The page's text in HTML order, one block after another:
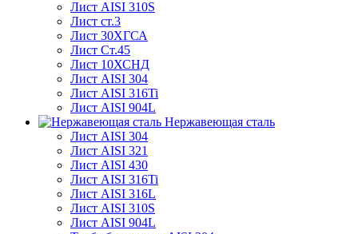
Лист AISI 310S
Лист ст.3
Лист 30ХГСА
Лист Ст.45
Лист 10ХСНД
Лист AISI 304
Лист AISI 316Ti
Лист AISI 904L
Нержавеющая сталь
Лист AISI 304
Лист AISI 321
Лист AISI 430
Лист AISI 316Ti
Лист AISI 316L
Лист AISI 310S
Лист AISI 904L